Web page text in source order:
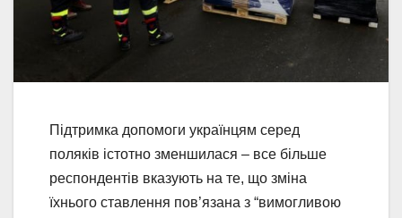
Підтримка допомоги українцям серед
поляків істотно зменшилася – все більше
респондентів вказують на те, що зміна
їхнього ставлення пов’язана з “вимогливою